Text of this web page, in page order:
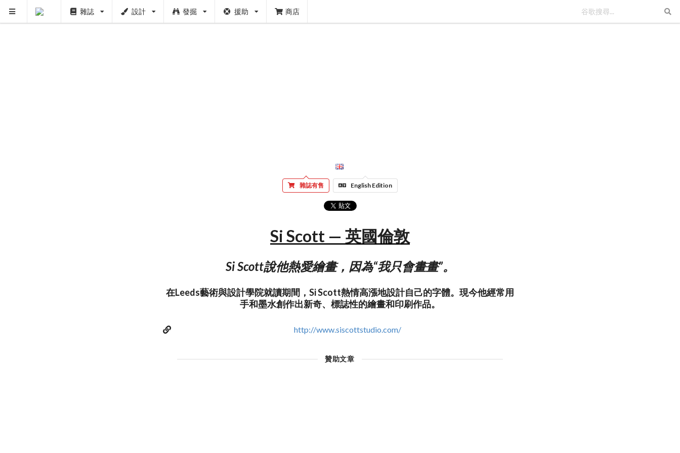
雜誌 設計 發掘 援助 商店
雜誌有售 English Edition
Si Scott — 英國倫敦
Si Scott說他熱愛繪畫，因為“我只會畫畫”。
在Leeds藝術與設計學院就讀期間，Si Scott熱情高漲地設計自己的字體。現今他經常用
手和墨水創作出新奇、標誌性的繪畫和印刷作品。
http://www.siscottstudio.com/
贊助文章